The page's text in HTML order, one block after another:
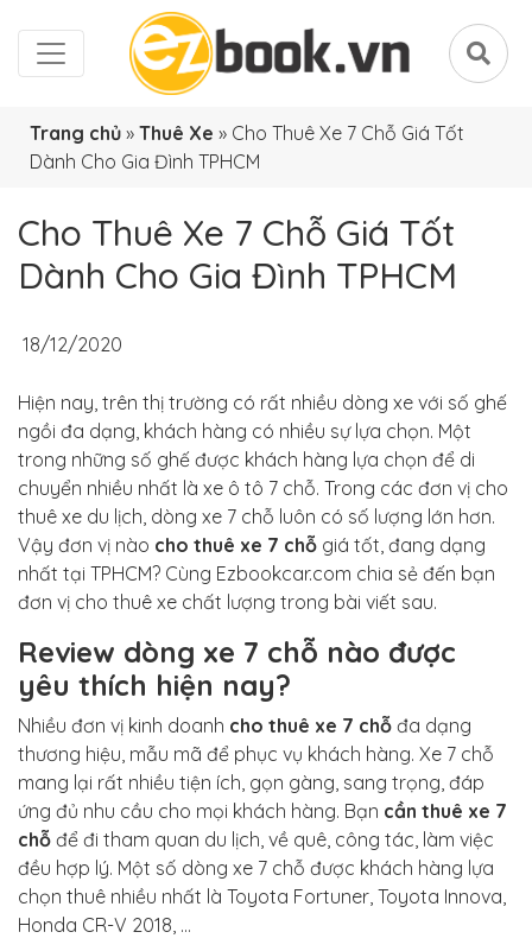
Trang chủ » Thuê Xe » Cho Thuê Xe 7 Chỗ Giá Tốt
Dành Cho Gia Đình TPHCM
Cho Thuê Xe 7 Chỗ Giá Tốt
Dành Cho Gia Đình TPHCM
18/12/2020
Hiện nay, trên thị trường có rất nhiều dòng xe với số ghế
ngồi đa dạng, khách hàng có nhiều sự lựa chọn. Một
trong những số ghế được khách hàng lựa chọn để di
chuyển nhiều nhất là xe ô tô 7 chỗ. Trong các đơn vị cho
thuê xe du lịch, dòng xe 7 chỗ luôn có số lượng lớn hơn.
Vậy đơn vị nào cho thuê xe 7 chỗ giá tốt, đang dạng
nhất tại TPHCM? Cùng Ezbookcar.com chia sẻ đến bạn
đơn vị cho thuê xe chất lượng trong bài viết sau.
Review dòng xe 7 chỗ nào được
yêu thích hiện nay?
Nhiều đơn vị kinh doanh cho thuê xe 7 chỗ đa dạng
thương hiệu, mẫu mã để phục vụ khách hàng. Xe 7 chỗ
mang lại rất nhiều tiện ích, gọn gàng, sang trọng, đáp
ứng đủ nhu cầu cho mọi khách hàng. Bạn cần thuê xe 7
chỗ để đi tham quan du lịch, về quê, công tác, làm việc
đều hợp lý. Một số dòng xe 7 chỗ được khách hàng lựa
chọn thuê nhiều nhất là Toyota Fortuner, Toyota Innova,
Honda CR-V 2018, …